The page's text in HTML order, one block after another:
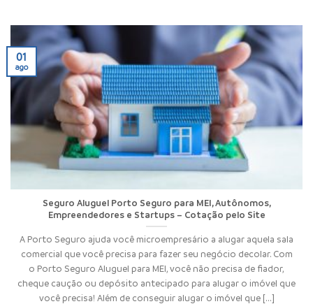
Seguro Aluguel Porto Seguro para MEI, Autônomos,
Empreendedores e Startups – Cotação pelo Site
A Porto Seguro ajuda você microempresário a alugar aquela sala
comercial que você precisa para fazer seu negócio decolar. Com
o Porto Seguro Aluguel para MEI, você não precisa de fiador,
cheque caução ou depósito antecipado para alugar o imóvel que
você precisa! Além de conseguir alugar o imóvel que [...]
01
ago